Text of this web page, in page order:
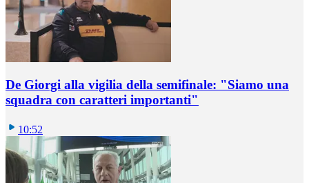
De Giorgi alla vigilia della semifinale: "Siamo una
squadra con caratteri importanti"
10:52